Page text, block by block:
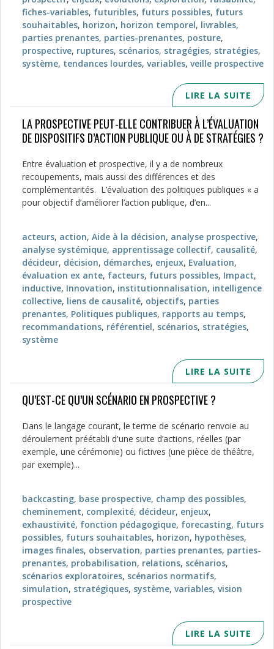
fiches-variables, futuribles, futurs possibles, futurs
souhaitables, horizon, horizon temporel, livrables,
parties prenantes, parties-prenantes, posture,
prospective, ruptures, scénarios, stragégies, stratégies,
système, tendances lourdes, variables, veille prospective
LIRE LA SUITE
LA PROSPECTIVE PEUT-ELLE CONTRIBUER À L’ÉVALUATION
DE DISPOSITIFS D’ACTION PUBLIQUE OU À DE STRATÉGIES ?
Entre évaluation et prospective, il y a de nombreux
recoupements, mais aussi des différences et des
complémentarités. L’évaluation des politiques publiques « a
pour objectif d’améliorer l’action publique, d’en...
acteurs, action, Aide à la décision, analyse prospective,
analyse systémique, apprentissage collectif, causalité,
décideur, décision, démarches, enjeux, Evaluation,
évaluation ex ante, facteurs, futurs possibles, Impact,
inductive, Innovation, institutionnalisation, intelligence
collective, liens de causalité, objectifs, parties
prenantes, Politiques publiques, rapports au temps,
recommandations, référentiel, scénarios, stratégies,
système
LIRE LA SUITE
QU’EST-CE QU’UN SCÉNARIO EN PROSPECTIVE ?
Dans le langage courant, le terme de scénario renvoie au
déroulement préétabli d'une suite d’actions, réelles (par
exemple, une cérémonie) ou fictives (une pièce de théâtre,
par exemple)...
backcasting, base prospective, champ des possibles,
cheminement, complexité, décideur, enjeux,
exhaustivité, fonction pédagogique, forecasting, futurs
possibles, futurs souhaitables, horizon, hypothèses,
images finales, observation, parties prenantes, parties-
prenantes, probabilisation, relations, scénarios,
scénarios exploratoires, scénarios normatifs,
simulation, stratégiques, système, variables, vision
prospective
LIRE LA SUITE